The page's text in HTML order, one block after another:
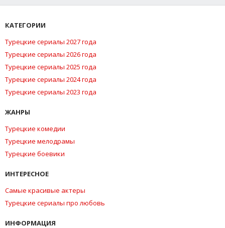
КАТЕГОРИИ
Турецкие сериалы 2027 года
Турецкие сериалы 2026 года
Турецкие сериалы 2025 года
Турецкие сериалы 2024 года
Турецкие сериалы 2023 года
ЖАНРЫ
Турецкие комедии
Турецкие мелодрамы
Турецкие боевики
ИНТЕРЕСНОЕ
Самые красивые актеры
Турецкие сериалы про любовь
ИНФОРМАЦИЯ